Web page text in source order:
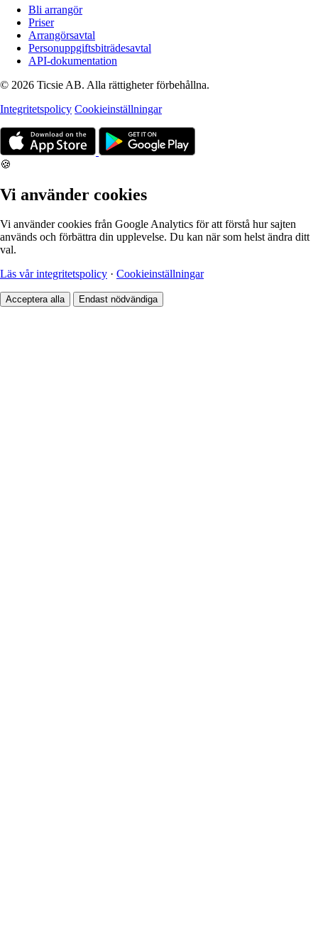
Bli arrangör
Priser
Arrangörsavtal
Personuppgiftsbiträdesavtal
API-dokumentation
© 2026 Ticsie AB. Alla rättigheter förbehållna.
Integritetspolicy Cookieinställningar
🍪
Vi använder cookies
Vi använder cookies från Google Analytics för att förstå hur sajten
används och förbättra din upplevelse. Du kan när som helst ändra ditt
val.
Läs vår integritetspolicy · Cookieinställningar
Acceptera alla Endast nödvändiga